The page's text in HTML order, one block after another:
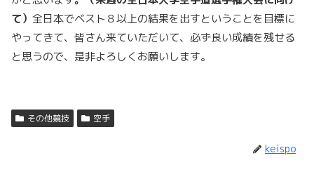
て） 全日本でベスト８以上の結果を出すということを目標に
やってきて、皆さん来ていただいて、必ず良い成績を残せる
と思うので、是非よろしくお願いします。
その他競技 空手
keispo